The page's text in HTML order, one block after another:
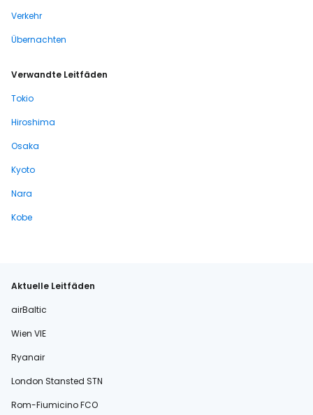
Verkehr
Übernachten
Verwandte Leitfäden
Tokio
Hiroshima
Osaka
Kyoto
Nara
Kobe
Aktuelle Leitfäden
airBaltic
Wien VIE
Ryanair
London Stansted STN
Rom-Fiumicino FCO